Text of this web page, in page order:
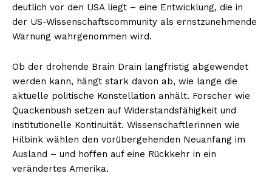
deutlich vor den USA liegt – eine Entwicklung, die in
der US-Wissenschaftscommunity als ernstzunehmende
Warnung wahrgenommen wird.
Ob der drohende Brain Drain langfristig abgewendet
werden kann, hängt stark davon ab, wie lange die
aktuelle politische Konstellation anhält. Forscher wie
Quackenbush setzen auf Widerstandsfähigkeit und
institutionelle Kontinuität. Wissenschaftlerinnen wie
Hilbink wählen den vorübergehenden Neuanfang im
Ausland – und hoffen auf eine Rückkehr in ein
verändertes Amerika.